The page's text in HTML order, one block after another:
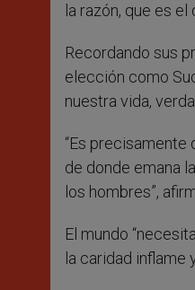
la razón, que es
Recordando sus
elección como
nuestra vida,
“Es precisamente
de donde emana
los hombres”,
El mundo
la caridad inflame